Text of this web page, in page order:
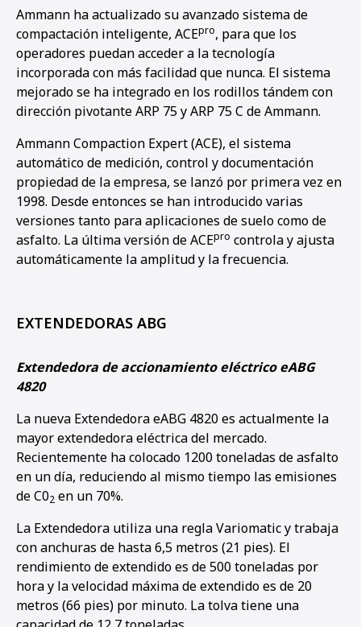
Ammann ha actualizado su avanzado sistema de
compactación inteligente, ACEpro, para que los
operadores puedan acceder a la tecnología
incorporada con más facilidad que nunca. El sistema
mejorado se ha integrado en los rodillos tándem con
dirección pivotante ARP 75 y ARP 75 C de Ammann.
Ammann Compaction Expert (ACE), el sistema
automático de medición, control y documentación
propiedad de la empresa, se lanzó por primera vez en
1998. Desde entonces se han introducido varias
versiones tanto para aplicaciones de suelo como de
asfalto. La última versión de ACEpro controla y ajusta
automáticamente la amplitud y la frecuencia.
EXTENDEDORAS ABG
Extendedora de accionamiento eléctrico eABG
4820
La nueva Extendedora eABG 4820 es actualmente la
mayor extendedora eléctrica del mercado.
Recientemente ha colocado 1200 toneladas de asfalto
en un día, reduciendo al mismo tiempo las emisiones
de C02 en un 70%.
La Extendedora utiliza una regla Variomatic y trabaja
con anchuras de hasta 6,5 metros (21 pies). El
rendimiento de extendido es de 500 toneladas por
hora y la velocidad máxima de extendido es de 20
metros (66 pies) por minuto. La tolva tiene una